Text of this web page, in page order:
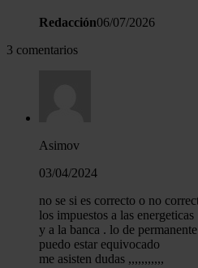
Redacción06/07/2026
3 comentarios
Asimov
03/04/2024
no se si es correcto o no
los impuestos a las energeticas
y a la banca . lo de
puedo estar equivocado
me asisten dudas ,,,,,,,,,,,